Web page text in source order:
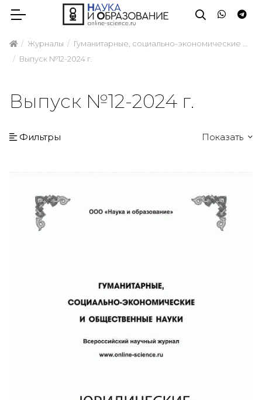
Журналы
Гуманитарные, социально-экономические и общественные науки
Выпуск №12-2024 г.
Выпуск №12-2024 г.
Фильтры Показать